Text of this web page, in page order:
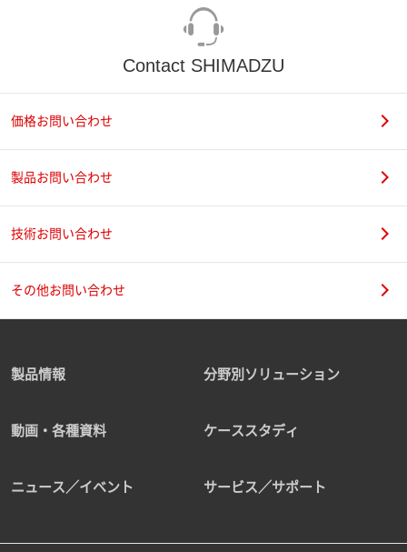
Contact SHIMADZU
価格お問い合わせ
製品お問い合わせ
技術お問い合わせ
その他お問い合わせ
製品情報 分野別ソリューション
動画・各種資料 ケーススタディ
ニュース／イベント サービス／サポート